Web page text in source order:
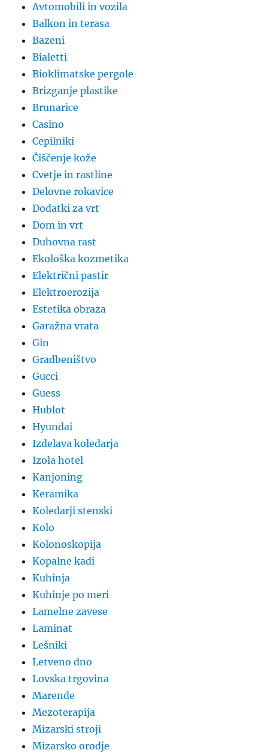
Avtomobili in vozila
Balkon in terasa
Bazeni
Bialetti
Bioklimatske pergole
Brizganje plastike
Brunarice
Casino
Cepilniki
Čiščenje kože
Cvetje in rastline
Delovne rokavice
Dodatki za vrt
Dom in vrt
Duhovna rast
Ekološka kozmetika
Električni pastir
Elektroerozija
Estetika obraza
Garažna vrata
Gin
Gradbeništvo
Gucci
Guess
Hublot
Hyundai
Izdelava koledarja
Izola hotel
Kanjoning
Keramika
Koledarji stenski
Kolo
Kolonoskopija
Kopalne kadi
Kuhinja
Kuhinje po meri
Lamelne zavese
Laminat
Lešniki
Letveno dno
Lovska trgovina
Marende
Mezoterapija
Mizarski stroji
Mizarsko orodje